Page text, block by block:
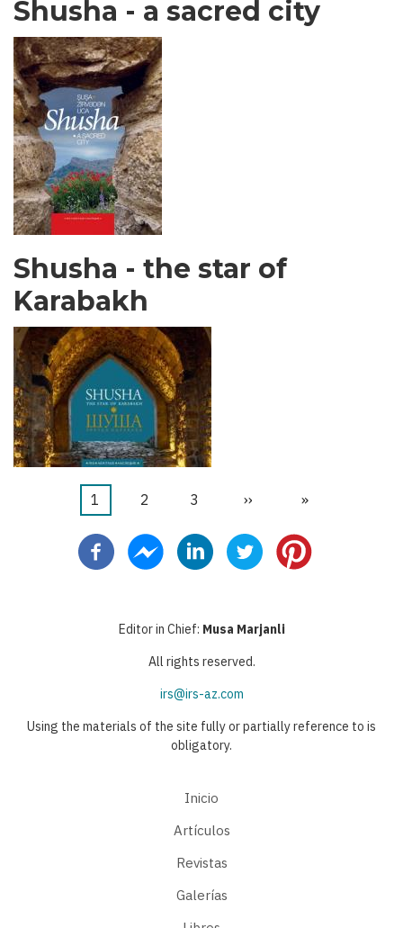
Shusha - a sacred city
Shusha - the star of
Karabakh
Paginación
Página
1 Página
2 Página
3
Siguiente
››
Última
»
Editor in Chief: Musa Marjanli
All rights reserved.
irs@irs-az.com
Using the materials of the site fully or partially reference to is
obligatory.
Inicio
Artículos
Revistas
Galerías